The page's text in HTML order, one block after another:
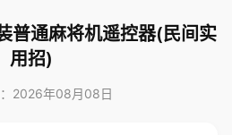
普通麻将机遥控器(民间实
用招)
2026年08月08日